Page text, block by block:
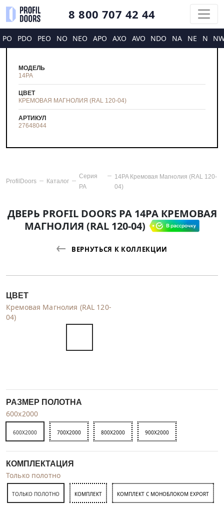
8 800 707 42 44
PO PDO PEO NO NEO APO AXO AVO NDO NA NE N
МОДЕЛЬ
14PA
ЦВЕТ
КРЕМОВАЯ МАГНОЛИЯ (RAL 120-04)
АРТИКУЛ
27648044
ProfilDoors Каталог
Серия
PA
14PA Кремовая Магнолия (RAL 120-
04)
ДВЕРЬ PROFIL DOORS PA 14PA КРЕМОВАЯ
МАГНОЛИЯ (RAL 120-04)
ВЕРНУТЬСЯ К КОЛЛЕКЦИИ
ЦВЕТ
Кремовая Магнолия (RAL 120-
04)
РАЗМЕР ПОЛОТНА
600x2000
600X2000 700X2000 800X2000 900X2000
КОМПЛЕКТАЦИЯ
Только полотно
ТОЛЬКО ПОЛОТНО КОМПЛЕКТ КОМПЛЕКТ С МОНОБЛОКОМ EXPORT